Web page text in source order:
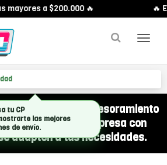
mayores a $200.000 🔥 🔥
y recibí asesoramiento
equipar a tu empresa con
adapten a tus necesidades.
tu CP
las mejores
de envío.